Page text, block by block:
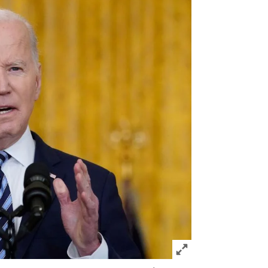
Click to expand Image